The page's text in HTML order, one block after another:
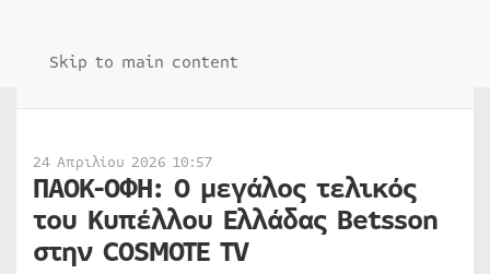
Skip to main content
24 Απριλίου 2026 10:57
ΠΑΟΚ-ΟΦΗ: Ο μεγάλος τελικός
του Κυπέλλου Ελλάδας Betsson
στην COSMOTE TV